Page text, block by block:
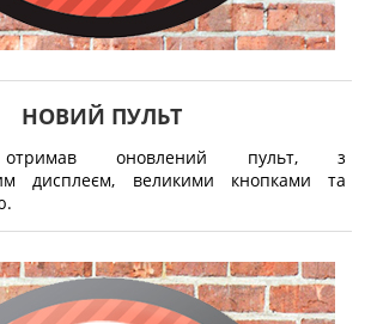
НОВИЙ ПУЛЬТ
отримав оновлений пульт, з
дисплеєм, великими кнопками та